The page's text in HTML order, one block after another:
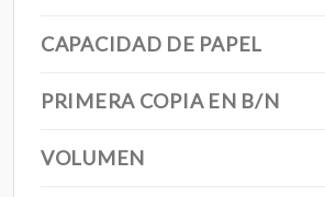
CAPACIDAD DE PAPEL
PRIMERA COPIA EN B/N
VOLUMEN